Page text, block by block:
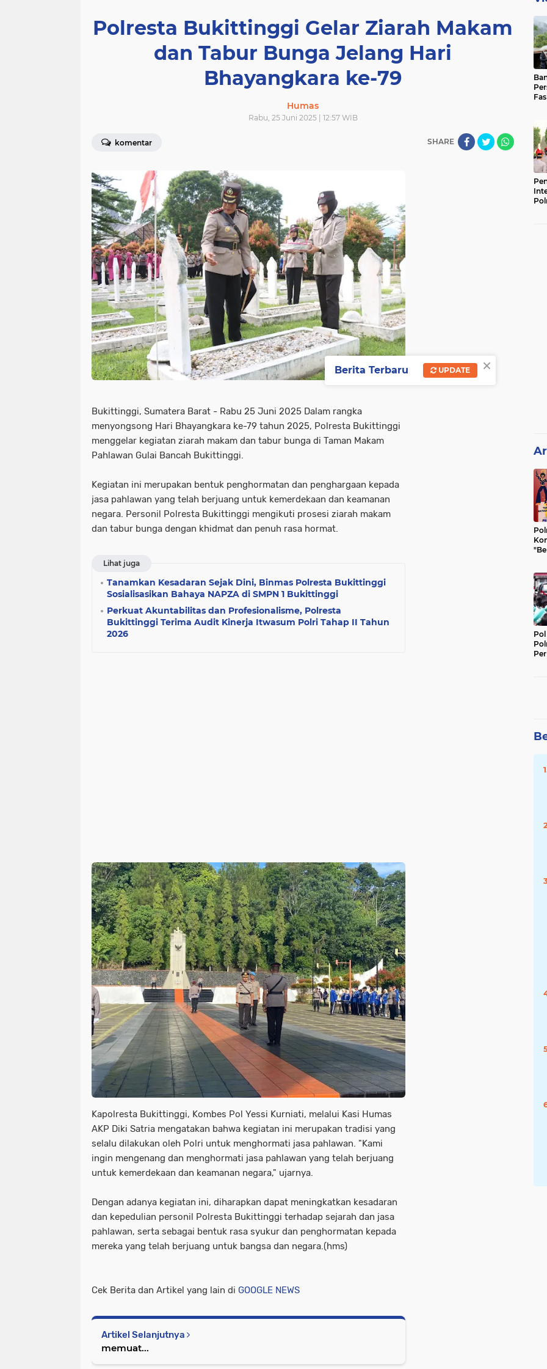
Polresta Bukittinggi Gelar Ziarah Makam
dan Tabur Bunga Jelang Hari
Bhayangkara ke-79
Humas
Rabu, 25 Juni 2025 | 12:57 WIB
komentar SHARE
Bukittinggi, Sumatera Barat - Rabu 25 Juni 2025 Dalam rangka
menyongsong Hari Bhayangkara ke-79 tahun 2025, Polresta Bukittinggi
menggelar kegiatan ziarah makam dan tabur bunga di Taman Makam
Pahlawan Gulai Bancah Bukittinggi.
Kegiatan ini merupakan bentuk penghormatan dan penghargaan kepada
jasa pahlawan yang telah berjuang untuk kemerdekaan dan keamanan
negara. Personil Polresta Bukittinggi mengikuti prosesi ziarah makam
dan tabur bunga dengan khidmat dan penuh rasa hormat.
Lihat juga
Tanamkan Kesadaran Sejak Dini, Binmas Polresta Bukittinggi
Sosialisasikan Bahaya NAPZA di SMPN 1 Bukittinggi
Perkuat Akuntabilitas dan Profesionalisme, Polresta
Bukittinggi Terima Audit Kinerja Itwasum Polri Tahap II Tahun
2026
Kapolresta Bukittinggi, Kombes Pol Yessi Kurniati, melalui Kasi Humas
AKP Diki Satria mengatakan bahwa kegiatan ini merupakan tradisi yang
selalu dilakukan oleh Polri untuk menghormati jasa pahlawan. "Kami
ingin mengenang dan menghormati jasa pahlawan yang telah berjuang
untuk kemerdekaan dan keamanan negara," ujarnya.
Dengan adanya kegiatan ini, diharapkan dapat meningkatkan kesadaran
dan kepedulian personil Polresta Bukittinggi terhadap sejarah dan jasa
pahlawan, serta sebagai bentuk rasa syukur dan penghormatan kepada
mereka yang telah berjuang untuk bangsa dan negara.(hms)
Cek Berita dan Artikel yang lain di GOOGLE NEWS
Artikel Selanjutnya
memuat...
×
Berita Terbaru UPDATE